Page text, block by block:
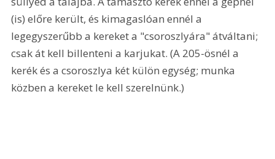
(is) előre került, és kimagaslóan ennél a
legegyszerűbb a kereket a "csoroszlyára" átváltani;
csak át kell billenteni a karjukat. (A 205-ösnél a
kerék és a csoroszlya két külön egység; munka
közben a kereket le kell szerelnünk.)